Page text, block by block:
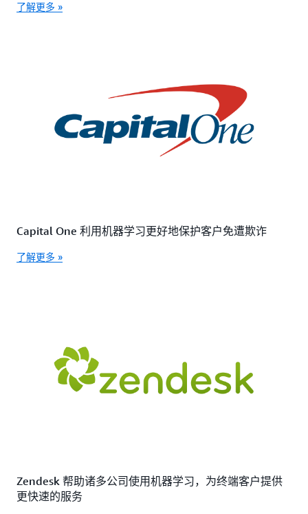
了解更多 »
Capital One 利用机器学习更好地保护客户免遭欺诈
了解更多 »
Zendesk 帮助诸多公司使用机器学习，为终端客户提供
更快速的服务